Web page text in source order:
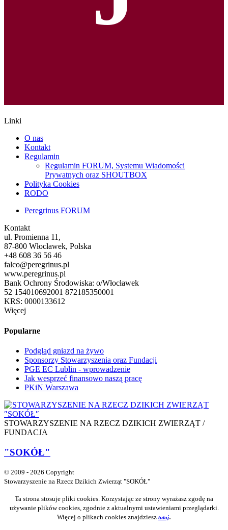
Linki
O nas
Kontakt
Regulamin
Regulamin FORUM, Systemu Wiadomości
Prywatnych oraz SHOUTBOX
Polityka Cookies
RODO
Peregrinus FORUM
Kontakt
ul. Promienna 11,
87-800 Włocławek, Polska
+48 608 36 56 46
falco@peregrinus.pl
www.peregrinus.pl
Bank Ochrony Środowiska: o/Włocławek
52 154010692001 872185350001
KRS: 0000133612
Więcej
Popularne
Podgląd gniazd na żywo
Sponsorzy Stowarzyszenia oraz Fundacji
PGE EC Lublin - wprowadzenie
Jak wesprzeć finansowo naszą pracę
PKiN Warszawa
STOWARZYSZENIE NA RZECZ DZIKICH ZWIERZĄT /
FUNDACJA
"SOKÓŁ"
© 2009 - 2026 Copyright
Stowarzyszenie na Rzecz Dzikich Zwierząt "SOKÓŁ"
Ta strona stosuje pliki cookies. Korzystając ze strony wyrażasz zgodę na
używanie plików cookies, zgodnie z aktualnymi ustawieniami przeglądarki.
Więcej o plikach cookies znajdziesz tutaj.